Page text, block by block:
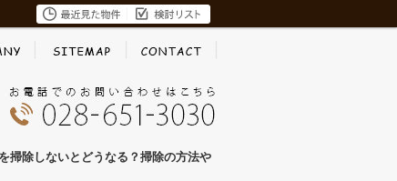
掃除しないとどうなる？掃除の方法や